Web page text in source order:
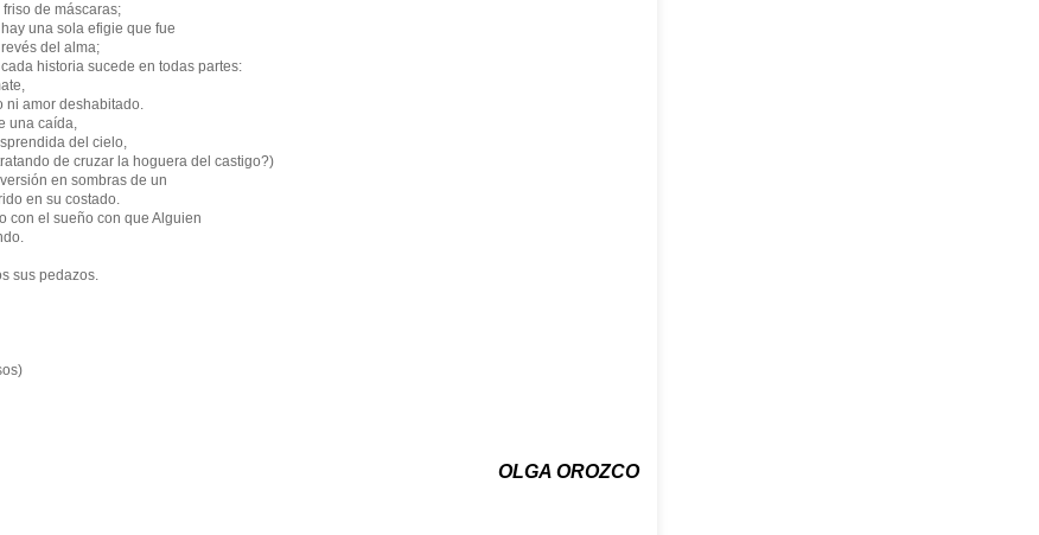
máscaras;
una sola efigie que fue
del alma;
historia sucede en todas partes:
ni amor deshabitado.
una caída,
del cielo,
de cruzar la hoguera del castigo?)
en sombras de un
su costado.
con el sueño con que Alguien
sus pedazos.
OLGA OROZCO